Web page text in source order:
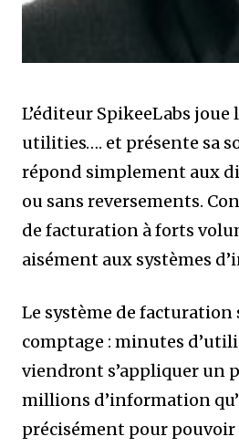
L’éditeur SpikeeLabs
utilities…. et présente sa
répond simplement aux
ou sans reversements.
de facturation à forts
aisément aux systèmes
Le système de facturation
comptage : minutes
viendront s’appliquer un
millions d’information
précisément pour